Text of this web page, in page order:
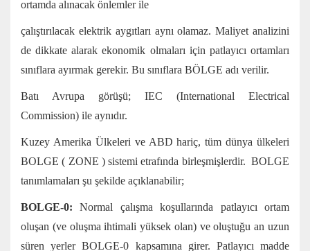
ortamda alınacak önlemler ile
çalıştırılacak elektrik aygıtları aynı olamaz. Maliyet analizini
de dikkate alarak ekonomik olmaları için patlayıcı ortamları
sınıflara ayırmak gerekir. Bu sınıflara BÖLGE adı verilir.
Batı Avrupa görüşü; IEC (International Electrical
Commission) ile aynıdır.
Kuzey Amerika Ülkeleri ve ABD hariç, tüm dünya ülkeleri
BOLGE ( ZONE ) sistemi etrafında birleşmişlerdir. BOLGE
tanımlamaları şu şekilde açıklanabilir;
BOLGE-0: Normal çalışma koşullarında patlayıcı ortam
oluşan (ve oluşma ihtimali yüksek olan) ve oluştuğu an uzun
süren yerler BOLGE-0 kapsamına girer. Patlayıcı madde